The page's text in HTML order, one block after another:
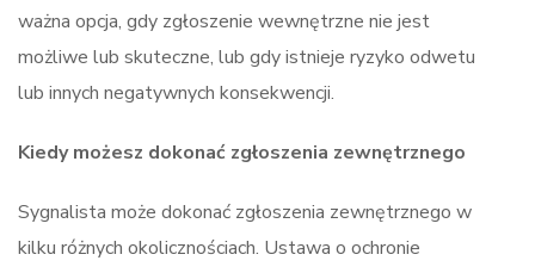
ważna opcja, gdy zgłoszenie wewnętrzne nie jest
możliwe lub skuteczne, lub gdy istnieje ryzyko odwetu
lub innych negatywnych konsekwencji.
Kiedy możesz dokonać zgłoszenia zewnętrznego
Sygnalista może dokonać zgłoszenia zewnętrznego w
kilku różnych okolicznościach. Ustawa o ochronie